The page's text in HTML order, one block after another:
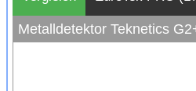
Metalldetektor Teknetics